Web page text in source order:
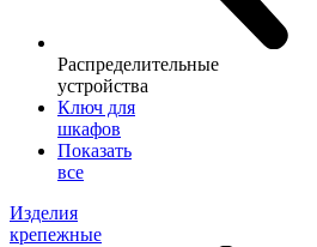
Распределительные
устройства
Ключ для
шкафов
Показать
все
Изделия
крепежные